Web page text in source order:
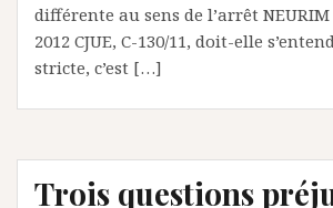
différente au sens de l’arrêt
2012 CJUE, C-130/11, doit-elle
stricte, c’est […]
Trois questions